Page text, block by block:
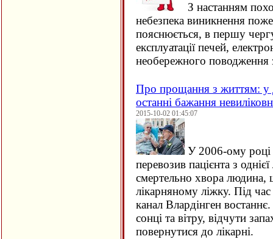
З настанням
небезпека виникнення
пояснюється, в першу
експлуатації печей,
необережного поводження
Про прощання з життям: у
останні бажання
2015-10-02 01:45:07
У 2006-ому році
перевозив пацієнта з
смертельно хвора людина,
лікарняному ліжку. Під
канал Влардінген
сонці та вітру, відчути
повернутися до лікарні.